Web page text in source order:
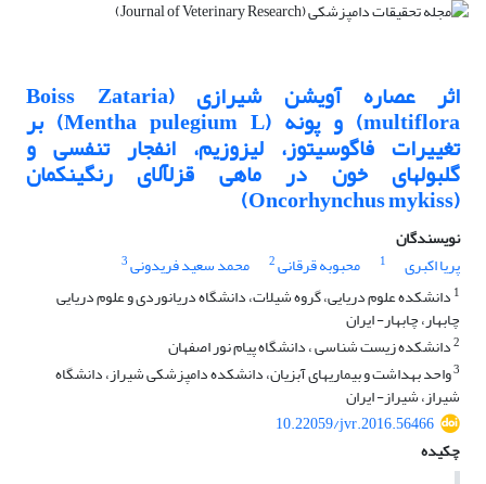
اثر عصاره آویشن شیرازی (Boiss Zataria
multiflora) و پونه (Mentha pulegium L) بر
تغییرات فاگوسیتوز، لیزوزیم، انفجار تنفسی و
گلبولهای خون در ماهی قزلآلای رنگینکمان
(Oncorhynchus mykiss)
نویسندگان
پریا اکبری
1 محبوبه قرقانی2 محمد سعید فریدونی3
1 دانشکده علوم دریایی، گروه شیلات، دانشگاه دریانوردی و علوم دریایی
چابهار، چابهار- ایران
2دانشکده زیست شناسی ، دانشگاه پیام نور اصفهان
3واحد بهداشت و بیماریهای آبزیان، دانشکده دامپزشکی شیراز، دانشگاه
شیراز، شیراز- ایران
10.22059/jvr.2016.56466
چکیده